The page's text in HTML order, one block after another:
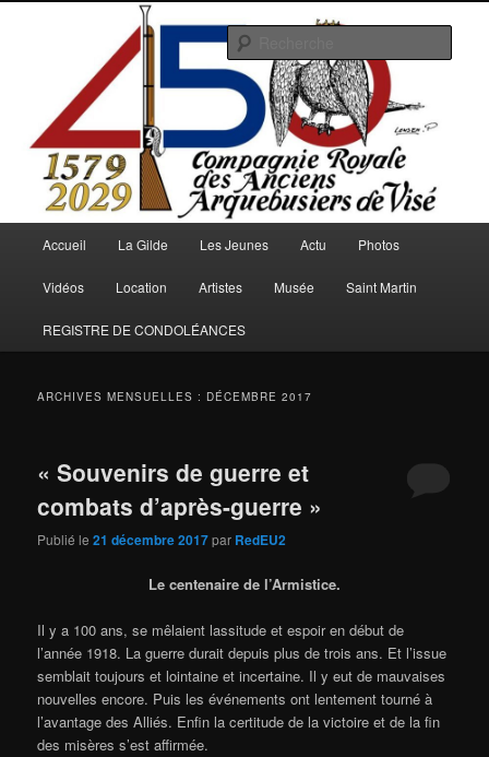
Arquebusiers.eu
Accueil La Gilde Les Jeunes Actu Photos
Vidéos Location Artistes Musée Saint Martin
REGISTRE DE CONDOLÉANCES
ARCHIVES MENSUELLES : DÉCEMBRE 2017
« Souvenirs de guerre et
combats d’après-guerre »
Publié le21 décembre 2017par RedEU2
Le centenaire de l’Armistice.
Il y a 100 ans, se mêlaient lassitude et espoir en début de
l’année 1918. La guerre durait depuis plus de trois ans. Et l’issue
semblait toujours et lointaine et incertaine. Il y eut de mauvaises
nouvelles encore. Puis les événements ont lentement tourné à
l’avantage des Alliés. Enfin la certitude de la victoire et de la fin
des misères s’est affirmée.